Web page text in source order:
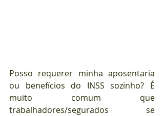
Posso requerer minha aposentaria
ou benefícios do INSS sozinho? É
muito comum que
trabalhadores/segurados se